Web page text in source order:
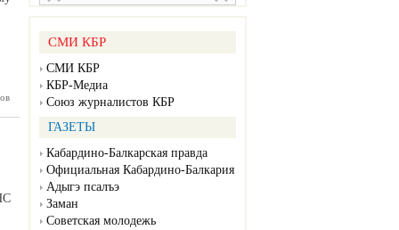
СМИ КБР
СМИ КБР
КБР-Медиа
Союз журналистов КБР
ГАЗЕТЫ
Кабардино-Балкарская правда
Официальная Кабардино-Балкария
Адыгэ псалъэ
Заман
Советская молодежь